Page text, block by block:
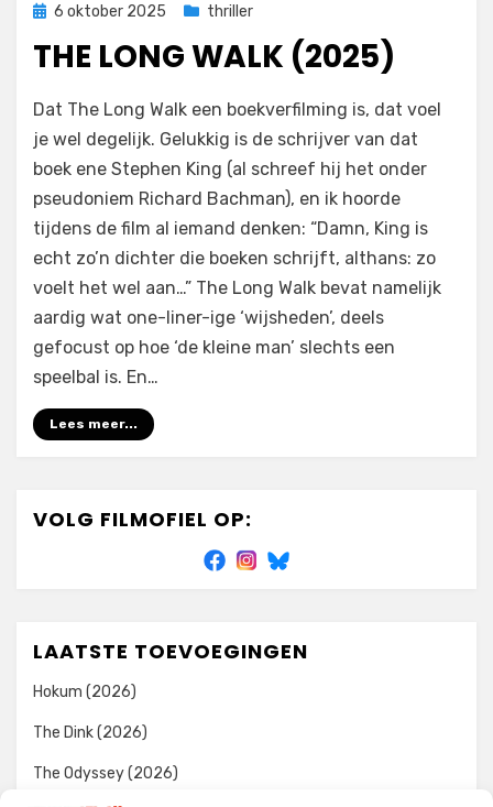
Geplaatst
6 oktober 2025 thriller
THE LONG WALK (2025)
door Filmofiel.nl
Dat The Long Walk een boekverfilming is, dat voel
je wel degelijk. Gelukkig is de schrijver van dat
boek ene Stephen King (al schreef hij het onder
pseudoniem Richard Bachman), en ik hoorde
tijdens de film al iemand denken: “Damn, King is
echt zo’n dichter die boeken schrijft, althans: zo
voelt het wel aan…” The Long Walk bevat namelijk
aardig wat one-liner-ige ‘wijsheden’, deels
gefocust op hoe ‘de kleine man’ slechts een
speelbal is. En…
Lees meer...
VOLG FILMOFIEL OP:
LAATSTE TOEVOEGINGEN
Hokum (2026)
The Dink (2026)
The Odyssey (2026)